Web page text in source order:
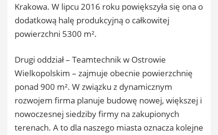
Krakowa. W lipcu 2016 roku powiększyła się ona o
dodatkową halę produkcyjną o całkowitej
powierzchni 5300 m².
Drugi oddział – Teamtechnik w Ostrowie
Wielkopolskim – zajmuje obecnie powierzchnię
ponad 900 m². W związku z dynamicznym
rozwojem firma planuje budowę nowej, większej i
nowoczesnej siedziby firmy na zakupionych
terenach. A to dla naszego miasta oznacza kolejne